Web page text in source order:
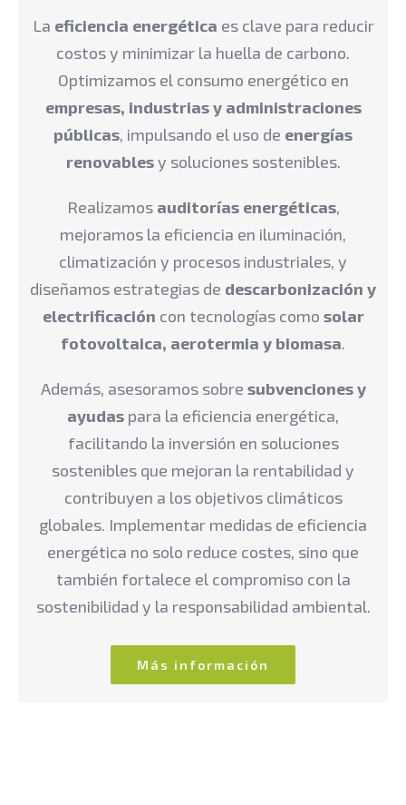
La eficiencia energética es clave para reducir
costos y minimizar la huella de carbono.
Optimizamos el consumo energético en
empresas, industrias y administraciones
públicas, impulsando el uso de energías
renovablesy soluciones sostenibles.
Realizamos auditorías energéticas,
mejoramos la eficiencia en iluminación,
climatización y procesos industriales, y
diseñamos estrategias de descarbonización y
electrificación con tecnologías como solar
fotovoltaica, aerotermia y biomasa.
Además, asesoramos sobre subvenciones y
ayudas para la eficiencia energética,
facilitando la inversión en soluciones
sostenibles que mejoran la rentabilidad y
contribuyen a los objetivos climáticos
globales. Implementar medidas de eficiencia
energética no solo reduce costes, sino que
también fortalece el compromiso con la
sostenibilidad y la responsabilidad ambiental.
Más información